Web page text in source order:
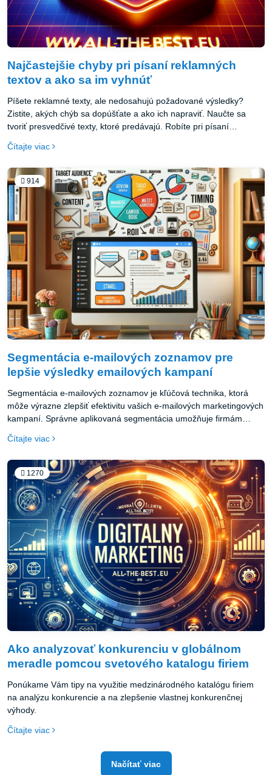
Najčastejšie chyby pri písaní reklamných
textov a ako sa im vyhnúť
Píšete reklamné texty, ale nedosahujú požadované výsledky?
Zistite, akých chýb sa dopúšťate a ako ich napraviť. Naučte sa
tvoriť presvedčivé texty, ktoré predávajú. Robíte pri písaní
Poradíme vám, ako sa vyhnúť 7 najčastejším prešľapom a vytvárať
ktorá predáva.
Čítajte viac
914
Segmentácia e-mailových zoznamov pre
lepšie výsledky emailových kampaní
Segmentácia e-mailových zoznamov je kľúčová technika, ktorá
môže výrazne zlepšiť efektivitu vašich e-mailových marketingových
kampaní. Správne aplikovaná segmentácia umožňuje firmám
individuálnym potrebám a záujmom ich príjemcov. Tento prístup
zvyšuje konverzie a posilňuje vzťahy so zákazníkmi.
Čítajte viac
1270
Ako analyzovať konkurenciu v globálnom
meradle pomcou svetového katalogu firiem
Ponúkame Vám tipy na využitie medzinárodného katalógu firiem
na analýzu konkurencie a na zlepšenie vlastnej konkurenčnej
výhody.
Čítajte viac
Načítať viac